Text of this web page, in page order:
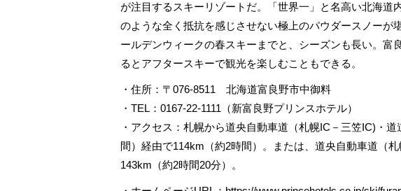
が注目するスキーリゾートだ。「世界一」と名高い北海道
のような全く抵抗を感じさせない極上のパウダースノーが
ールデンウィークの春スキーまでと、シーズンも長い。富
るとアフタースキーで観光を楽しむこともできる。
・住所：〒076-8511 北海道富良野市中御料
・TEL：0167-22-1111（新富良野プリンスホテル）
・アクセス：札幌から道央自動車道（札幌IC－三笠IC)・
間）経由で114km（約2時間）。または、道央自動車道（
143km（約2時間20分）。